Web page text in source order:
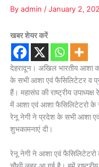
By admin / January 2,
खबर शेयर करें
देहरादून। अखिल भारतीय आशा
के सभी आशा एवं फैसिलिटेटर व
हैं। महासंघ की राष्ट्रीय उपाध्यक्ष
में आशा एवं आशा फैसिलिटेटरो के
रेनू नेगी ने प्रदेश के सभी आशा
शुभकामनाएं दी।
रेनू नेगी ने आशा एवं फैसिलिटेटरो